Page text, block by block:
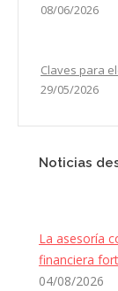
08/06/2026
Claves para
29/05/2026
Noticias
La asesoría
financiera
04/08/2026